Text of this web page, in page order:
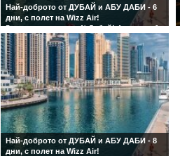
Най-доброто от ДУБАЙ и АБУ ДАБИ - 6
дни, с полет на Wizz Air!
5 нощувки в хотел 4* Дубай! 4 вечери, 1
обяд и 5 екскурзии включени в цената!
Най-доброто от ДУБАЙ и АБУ ДАБИ - 8
дни, с полет на Wizz Air!